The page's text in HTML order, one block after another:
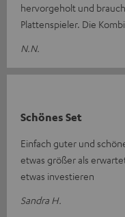
hervorgeholt und
Plattenspieler. Die
N.N.
Schönes Set
Einfach guter und
etwas größer als
etwas investieren
Sandra H.